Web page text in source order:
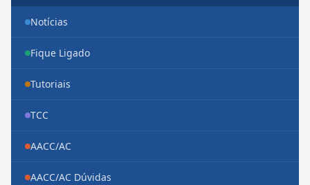
Notícias
Fique Ligado
Tutoriais
TCC
AACC/AC
AACC/AC Dúvidas